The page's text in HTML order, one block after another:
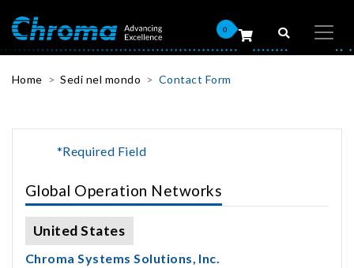
0
Home Sedi nel mondo Contact Form
*Required Field
Global Operation Networks
United States
Chroma Systems Solutions, Inc.